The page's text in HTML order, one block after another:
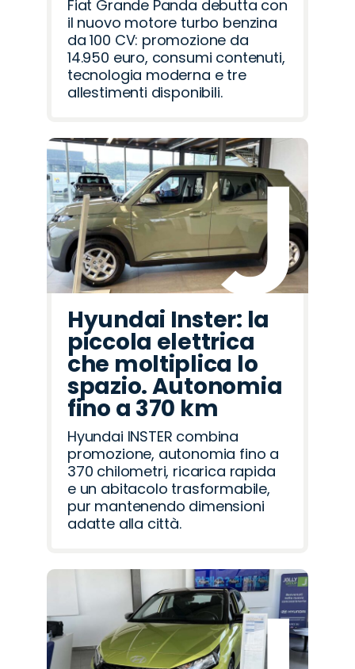
Fiat Grande Panda debutta con
il nuovo motore turbo benzina
da 100 CV: promozione da
14.950 euro, consumi contenuti,
tecnologia moderna e tre
allestimenti disponibili.
Hyundai Inster: la
piccola elettrica
che moltiplica lo
spazio. Autonomia
fino a 370 km
Hyundai INSTER combina
promozione, autonomia fino a
370 chilometri, ricarica rapida
e un abitacolo trasformabile,
pur mantenendo dimensioni
adatte alla città.